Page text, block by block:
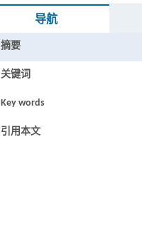
导航
摘要
关键词
Key words
引用本文